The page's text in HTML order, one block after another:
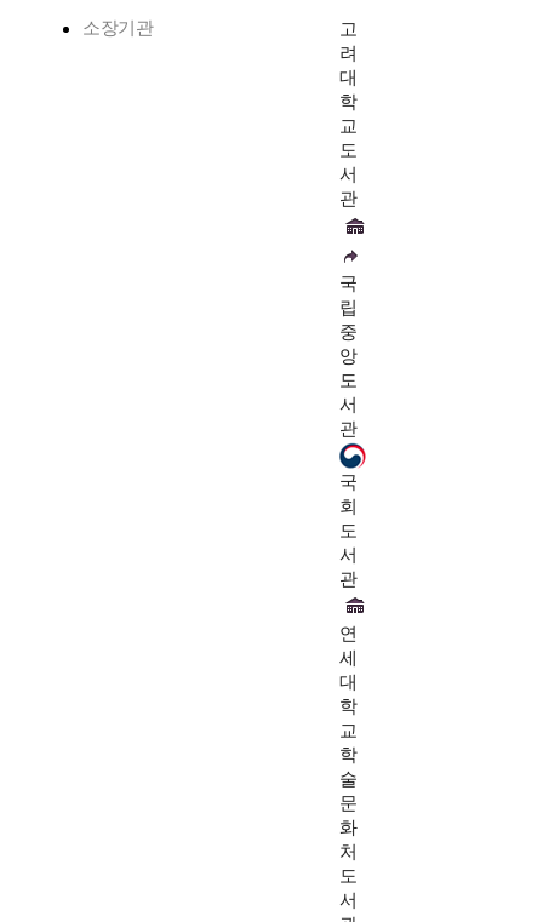
소장기관
고
려
대
학
교
도
서
관
국
립
중
앙
도
서
관
국
회
도
서
관
연
세
대
학
교
학
술
문
화
처
도
서